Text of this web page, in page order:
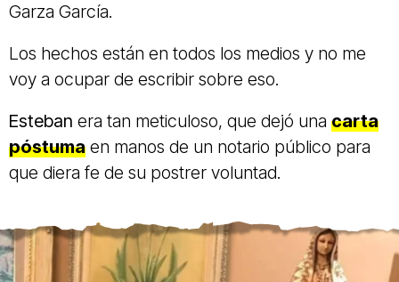
Garza García.
Los hechos están en todos los medios y no me
voy a ocupar de escribir sobre eso.
Esteban era tan meticuloso, que dejó una carta
póstuma en manos de un notario público para
que diera fe de su postrer voluntad.